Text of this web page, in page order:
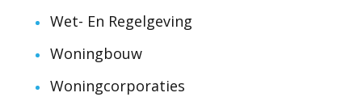
Wet- En Regelgeving
Woningbouw
Woningcorporaties